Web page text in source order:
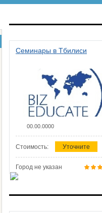
Семинары в Тбилиси
00.00.0000
Стоимость: Уточните
Город не указан